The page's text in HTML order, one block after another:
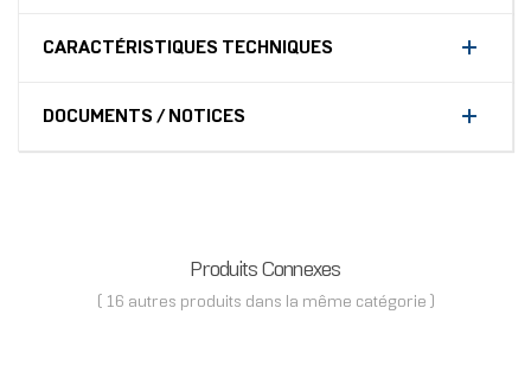
CARACTÉRISTIQUES TECHNIQUES
DOCUMENTS / NOTICES
Produits Connexes
( 16 autres produits dans la même catégorie )